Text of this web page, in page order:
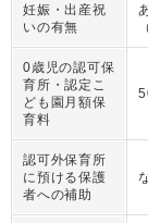
妊娠・出産祝
いの有無
（
0歳児の認可保
育所・認定こ
ども園月額保
育料
認可外保育所
に預ける保護
者への補助